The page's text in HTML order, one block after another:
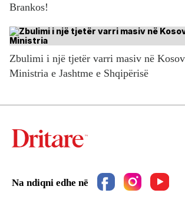
Brankos!
Zbulimi i një tjetër varri masiv në
Ministria e Jashtme e Shqipërisë